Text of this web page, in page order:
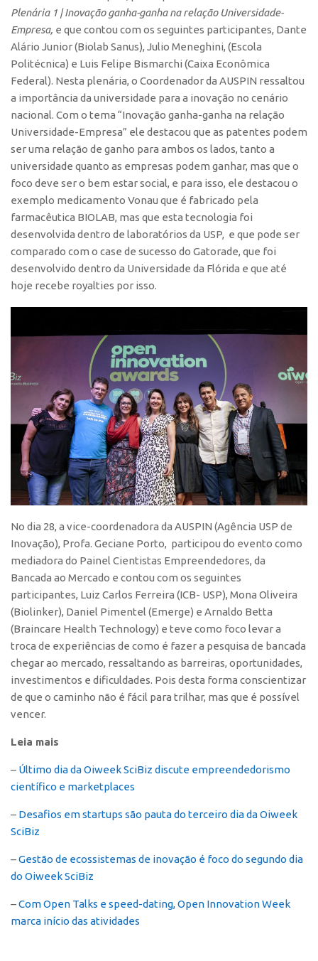
Leis e Normas
Transferência de Tecnologia
Editais de TT
PD&I
Convênios
Chamamento
Parcerias PD&I
SPRINT
Exceções
Programas
Conexão USP
Conexão Inter-USP
Banco de Patentes
Patentes em Destaque
Inteligência Competitiva
Showroom de Tecnologias
Empreendedorismo
Jornada Empreendedora
Bolsas
Bolsa Empreendedorismo
Bolsa Startup USP
Prêmio USP de Empreendedorismo
Entidades
Pesquisa
CEPIDs
CEPIX
INCTs
PRPI/USP
Eventos
Bússola da Inovação
SGE
Fala Inovação (Webinar)
SciBiz
Plenária 1 | Inovação ganha-ganha na relação Universidade-
Empresa, e que contou com os seguintes participantes, Dante
Alário Junior (Biolab Sanus), Julio Meneghini, (Escola
Politécnica) e Luis Felipe Bismarchi (Caixa Econômica
Federal). Nesta plenária, o Coordenador da AUSPIN ressaltou
a importância da universidade para a inovação no cenário
nacional. Com o tema “Inovação ganha-ganha na relação
Universidade-Empresa” ele destacou que as patentes podem
ser uma relação de ganho para ambos os lados, tanto a
universidade quanto as empresas podem ganhar, mas que o
foco deve ser o bem estar social, e para isso, ele destacou o
exemplo medicamento Vonau que é fabricado pela
farmacêutica BIOLAB, mas que esta tecnologia foi
desenvolvida dentro de laboratórios da USP, e que pode ser
comparado com o case de sucesso do Gatorade, que foi
desenvolvido dentro da Universidade da Flórida e que até
hoje recebe royalties por isso.
No dia 28, a vice-coordenadora da AUSPIN (Agência USP de
Inovação), Profa. Geciane Porto, participou do evento como
mediadora do Painel Cientistas Empreendedores, da
Bancada ao Mercado e contou com os seguintes
participantes, Luiz Carlos Ferreira (ICB- USP), Mona Oliveira
(Biolinker), Daniel Pimentel (Emerge) e Arnaldo Betta
(Braincare Health Technology) e teve como foco levar a
troca de experiências de como é fazer a pesquisa de bancada
chegar ao mercado, ressaltando as barreiras, oportunidades,
investimentos e dificuldades. Pois desta forma conscientizar
de que o caminho não é fácil para trilhar, mas que é possível
vencer.
Leia mais
– Último dia da Oiweek SciBiz discute empreendedorismo
científico e marketplaces
– Desafios em startups são pauta do terceiro dia da Oiweek
SciBiz
–Gestão de ecossistemas de inovação é foco do segundo dia
do Oiweek SciBiz
–Com Open Talks e speed-dating, Open Innovation Week
marca início das atividades